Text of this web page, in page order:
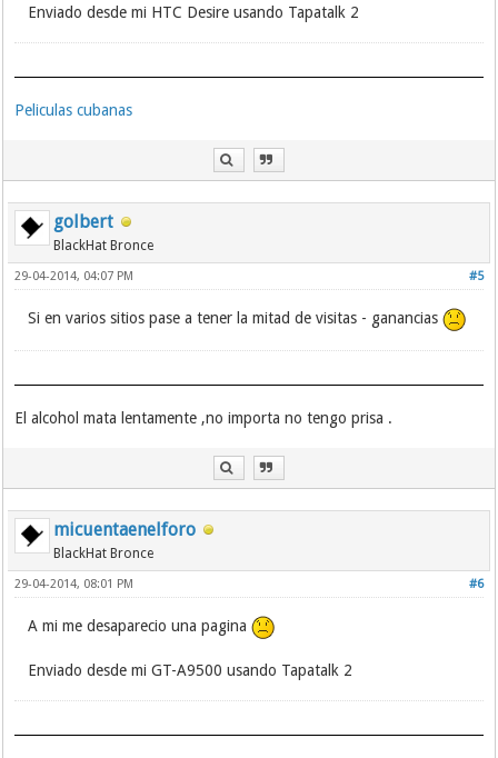
Enviado desde mi HTC Desire usando Tapatalk 2
Peliculas cubanas
golbert
BlackHat Bronce
#5
29-04-2014, 04:07 PM
Si en varios sitios pase a tener la mitad de visitas - ganancias
El alcohol mata lentamente ,no importa no tengo prisa .
micuentaenelforo
BlackHat Bronce
#6
29-04-2014, 08:01 PM
A mi me desaparecio una pagina
Enviado desde mi GT-A9500 usando Tapatalk 2